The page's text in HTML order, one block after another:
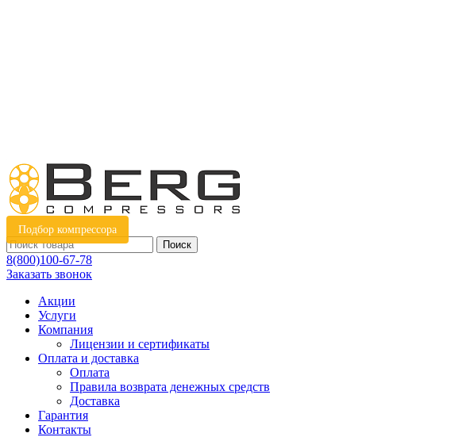
Подбор компрессора
Поиск
8(800)100-67-78
Заказать звонок
Акции
Услуги
Компания
Лицензии и сертификаты
Оплата и доставка
Оплата
Правила возврата денежных средств
Доставка
Гарантия
Контакты